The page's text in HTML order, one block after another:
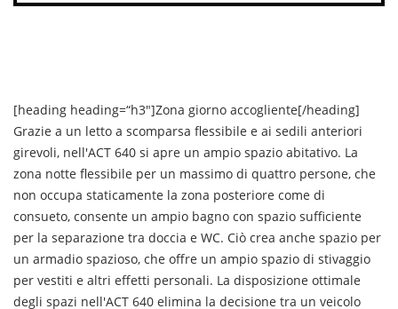
[heading heading=“h3″]Zona giorno accogliente[/heading]
Grazie a un letto a scomparsa flessibile e ai sedili anteriori
girevoli, nell'ACT 640 si apre un ampio spazio abitativo. La
zona notte flessibile per un massimo di quattro persone, che
non occupa staticamente la zona posteriore come di
consueto, consente un ampio bagno con spazio sufficiente
per la separazione tra doccia e WC. Ciò crea anche spazio per
un armadio spazioso, che offre un ampio spazio di stivaggio
per vestiti e altri effetti personali. La disposizione ottimale
degli spazi nell'ACT 640 elimina la decisione tra un veicolo